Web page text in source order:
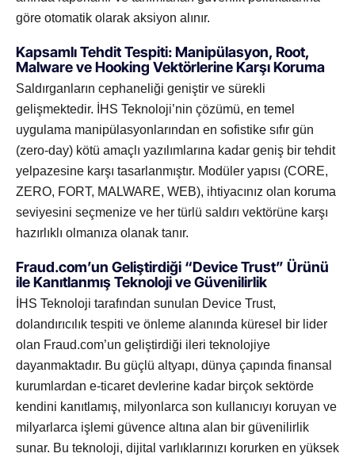
göre otomatik olarak aksiyon alınır.
Kapsamlı Tehdit Tespiti: Manipülasyon, Root,
Malware ve Hooking Vektörlerine Karşı Koruma
Saldırganların cephaneliği geniştir ve sürekli
gelişmektedir. İHS Teknoloji’nin çözümü, en temel
uygulama manipülasyonlarından en sofistike sıfır gün
(zero-day) kötü amaçlı yazılımlarına kadar geniş bir tehdit
yelpazesine karşı tasarlanmıştır. Modüler yapısı (CORE,
ZERO, FORT, MALWARE, WEB), ihtiyacınız olan koruma
seviyesini seçmenize ve her türlü saldırı vektörüne karşı
hazırlıklı olmanıza olanak tanır.
Fraud.com’un Geliştirdiği “Device Trust” Ürünü
ile Kanıtlanmış Teknoloji ve Güvenilirlik
İHS Teknoloji tarafından sunulan Device Trust,
dolandırıcılık tespiti ve önleme alanında küresel bir lider
olan Fraud.com’un geliştirdiği ileri teknolojiye
dayanmaktadır. Bu güçlü altyapı, dünya çapında finansal
kurumlardan e-ticaret devlerine kadar birçok sektörde
kendini kanıtlamış, milyonlarca son kullanıcıyı koruyan ve
milyarlarca işlemi güvence altına alan bir güvenilirlik
sunar. Bu teknoloji, dijital varlıklarınızı korurken en yüksek